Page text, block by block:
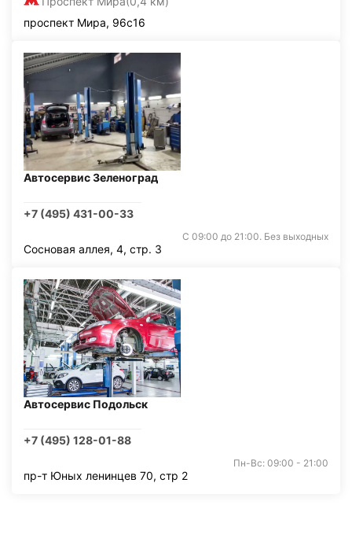
проспект Мира, 96с16
Автосервис Зеленоград
+7 (495) 431-00-33
С 09:00 до 21:00. Без выходных
Сосновая аллея, 4, стр. 3
Автосервис Подольск
+7 (495) 128-01-88
Пн-Вс: 09:00 - 21:00
пр-т Юных ленинцев 70, стр 2